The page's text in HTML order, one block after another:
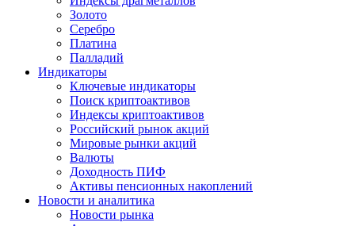
Золото
Серебро
Платина
Палладий
Индикаторы
Ключевые индикаторы
Поиск криптоактивов
Индексы криптоактивов
Российский рынок акций
Мировые рынки акций
Валюты
Доходность ПИФ
Активы пенсионных накоплений
Новости и аналитика
Новости рынка